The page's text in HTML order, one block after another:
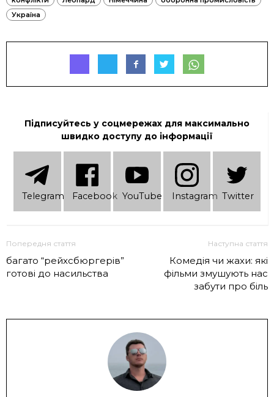
Україна
Підписуйтесь у соцмережах для максимально
швидко доступу до інформації
Telеgram Facebook YouTube Instagram Twitter
Попередня стаття
багато “рейхсбюргерів”
готові до насильства
Наступна стаття
Комедія чи жахи: які
фільми змушують нас
забути про біль